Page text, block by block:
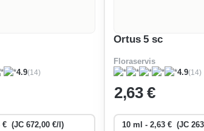
4.9(14)
Ortus 5 sc
Floraservis
4.9(14)
2,63 €